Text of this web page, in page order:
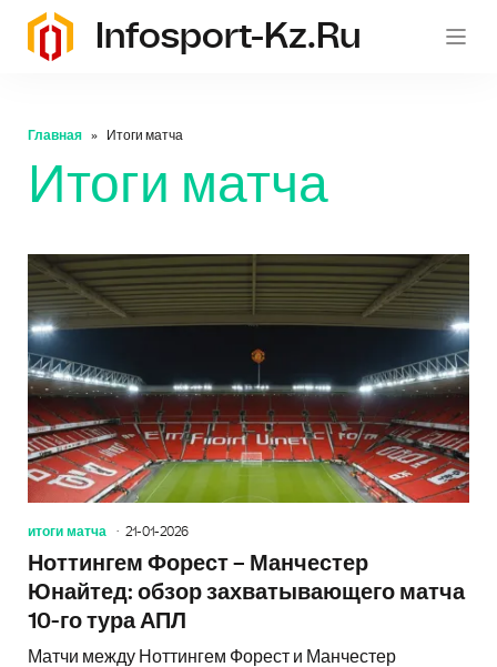
Infosport-Kz.ru
Главная Итоги матча
Итоги матча
итоги матча 21-01-2026
Ноттингем Форест – Манчестер
Юнайтед: обзор захватывающего матча
10-го тура АПЛ
Матчи между Ноттингем Форест и Манчестер